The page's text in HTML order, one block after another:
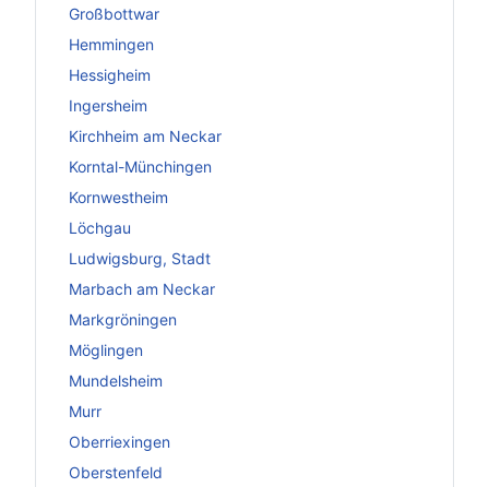
Großbottwar
Hemmingen
Hessigheim
Ingersheim
Kirchheim am Neckar
Korntal-Münchingen
Kornwestheim
Löchgau
Ludwigsburg, Stadt
Marbach am Neckar
Markgröningen
Möglingen
Mundelsheim
Murr
Oberriexingen
Oberstenfeld